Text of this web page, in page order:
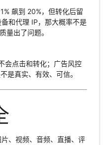
飙到 20%，但转化后留
和代理 IP，那大概率不是
量出了问题。
会点击和转化；广告风控
是真实、有效、可信。
、视频、音频、直播、评